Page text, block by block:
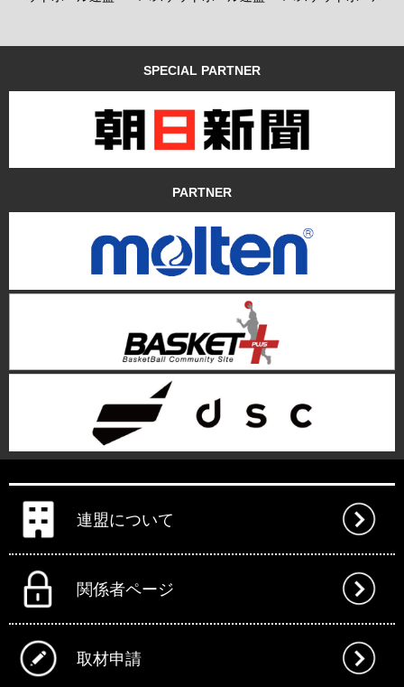
SPECIAL PARTNER
PARTNER
連盟について
関係者ページ
取材申請